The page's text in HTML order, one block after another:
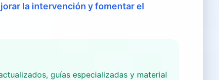
la intervención y fomentar el
guías especializadas y material